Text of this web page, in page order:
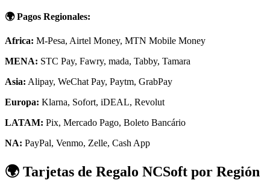
🌍 Pagos Regionales:
Africa: M-Pesa, Airtel Money, MTN Mobile Money
MENA: STC Pay, Fawry, mada, Tabby, Tamara
Asia: Alipay, WeChat Pay, Paytm, GrabPay
Europa: Klarna, Sofort, iDEAL, Revolut
LATAM: Pix, Mercado Pago, Boleto Bancário
NA: PayPal, Venmo, Zelle, Cash App
🌍 Tarjetas de Regalo NCSoft por Región